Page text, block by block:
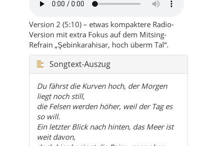
Du fährst die Kurven hoch, der Morgen
liegt noch still,
die Felsen werden höher, weil der Tag es
so will.
Ein letzter Blick nach hinten, das Meer ist
weit davon,
doch hier beginnt die Reise, ganz oben,
irgendwann davon.
Şebinkarahisar, hoch überm Tal,
hier wird jede Stunde zu einem Signal.
Zwischen Burgfelsen, Sternen und Jahr,